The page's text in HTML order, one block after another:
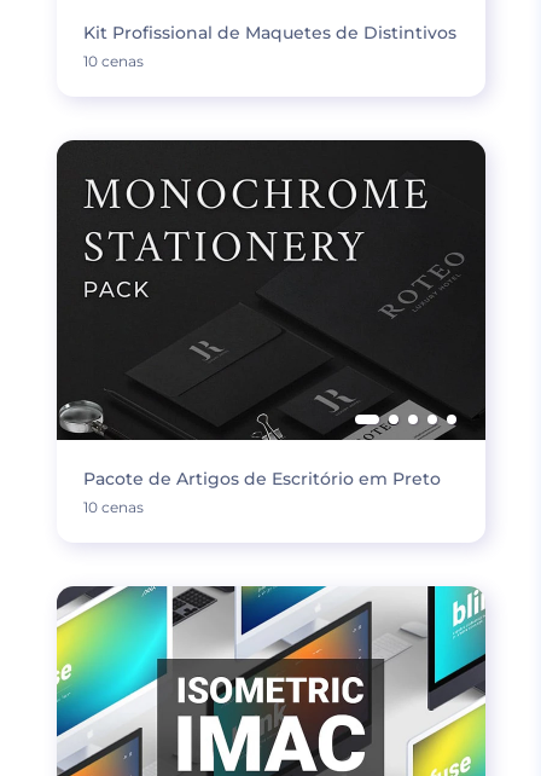
Kit Profissional de Maquetes de Distintivos
10 cenas
Pacote de Artigos de Escritório em Preto
10 cenas